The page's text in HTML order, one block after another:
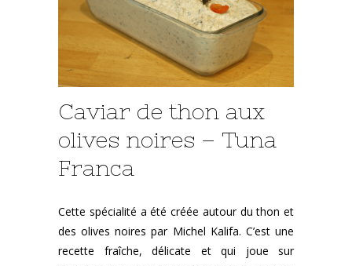
Caviar de thon aux
olives noires – Tuna
Franca
Cette spécialité a été créée autour du thon et
des olives noires par Michel Kalifa. C’est une
recette fraîche, délicate et qui joue sur